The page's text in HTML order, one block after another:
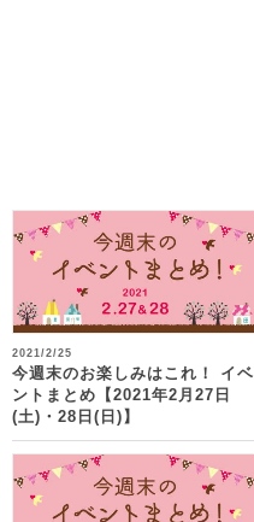
2021/2/25
今週末のお楽しみはこれ！ イベ
ントまとめ【2021年2月27日
(土)・28日(日)】